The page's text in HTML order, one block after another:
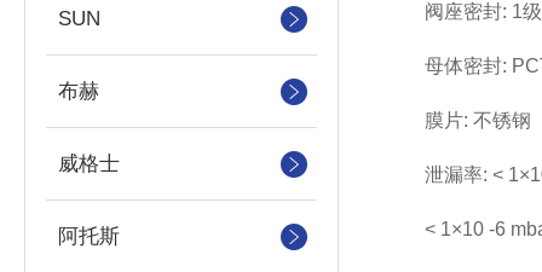
SUN
布赫
威格士
阿托斯
阀座密封: 1级
母体密封:
膜片: 不锈钢
泄漏率: < 1×10
< 1×10 -6